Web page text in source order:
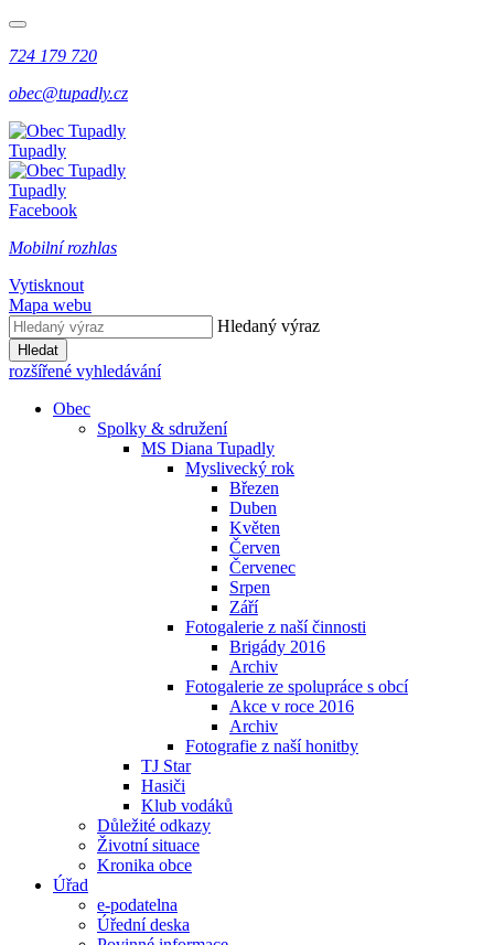
724 179 720
obec@tupadly.cz
Tupadly
Tupadly
Facebook
Mobilní rozhlas
Vytisknout
Mapa webu
Hledaný výraz
Hledat
rozšířené vyhledávání
Obec
Spolky & sdružení
MS Diana Tupadly
Myslivecký rok
Březen
Duben
Květen
Červen
Červenec
Srpen
Září
Fotogalerie z naší činnosti
Brigády 2016
Archiv
Fotogalerie ze spolupráce s obcí
Akce v roce 2016
Archiv
Fotografie z naší honitby
TJ Star
Hasiči
Klub vodáků
Důležité odkazy
Životní situace
Kronika obce
Úřad
e-podatelna
Úřední deska